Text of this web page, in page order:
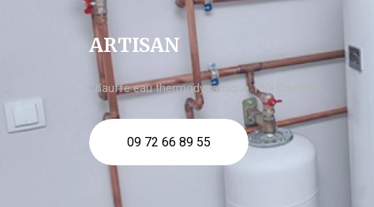
ARTISAN
chauffe eau thermodynamique 100l Comines
09 72 66 89 55